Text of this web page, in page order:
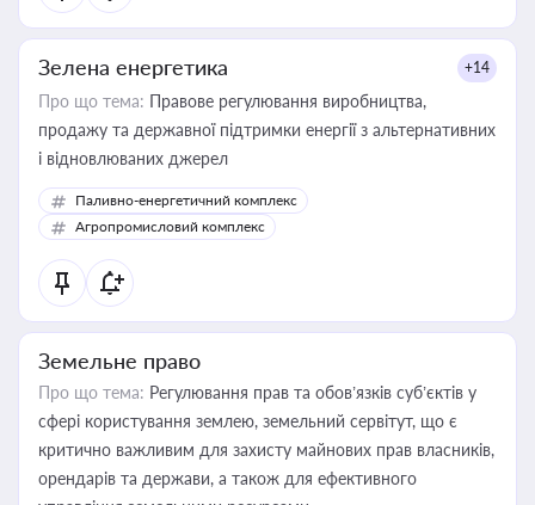
Зелена енергетика +14
Про що тема: Правове регулювання виробництва,
продажу та державної підтримки енергії з альтернативних
і відновлюваних джерел
Паливно-енергетичний комплекс
Агропромисловий комплекс
Земельне право
Про що тема: Регулювання прав та обов’язків суб’єктів у
сфері користування землею, земельний сервітут, що є
критично важливим для захисту майнових прав власників,
орендарів та держави, а також для ефективного